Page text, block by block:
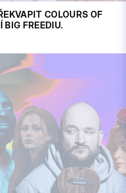
COLOURS OF
BIG FREEDIU.